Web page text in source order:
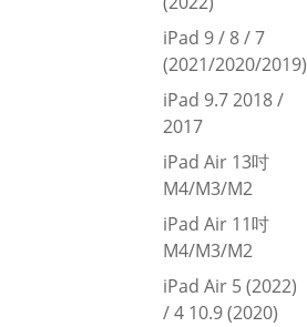
iPad 9 / 8 / 7
(2021/2020/2019)
iPad 9.7 2018 /
2017
iPad Air 13吋
M4/M3/M2
iPad Air 11吋
M4/M3/M2
iPad Air 5 (2022)
/ 4 10.9 (2020)